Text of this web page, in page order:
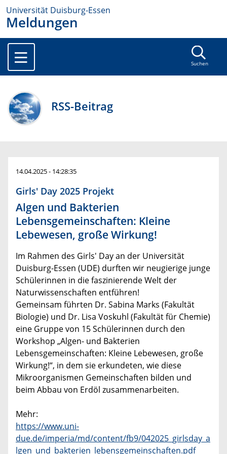
Universität Duisburg-Essen
Meldungen
Suchen
RSS-Beitrag
14.04.2025 - 14:28:35
Girls' Day 2025 Projekt
Algen und Bakterien
Lebensgemeinschaften: Kleine
Lebewesen, große Wirkung!
Im Rahmen des Girls' Day an der Universität
Duisburg-Essen (UDE) durften wir neugierige junge
Schülerinnen in die faszinierende Welt der
Naturwissenschaften entführen!
Gemeinsam führten Dr. Sabina Marks (Fakultät
Biologie) und Dr. Lisa Voskuhl (Fakultät für Chemie)
eine Gruppe von 15 Schülerinnen durch den
Workshop „Algen- und Bakterien
Lebensgemeinschaften: Kleine Lebewesen, große
Wirkung!“, in dem sie erkundeten, wie diese
Mikroorganismen Gemeinschaften bilden und
beim Abbau von Erdöl zusammenarbeiten.
Mehr:
https://www.uni-
due.de/imperia/md/content/fb9/042025_girlsday_a
lgen_und_bakterien_lebensgemeinschaften.pdf